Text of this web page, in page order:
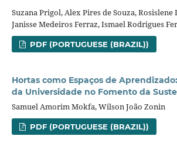
Suzana Prigol, Alex Pires de Souza, Rosislene
Janisse Medeiros Ferraz, Ismael Rodrigues
PDF (PORTUGUESE (BRAZIL))
Hortas como Espaços de
da Universidade no Fomento da
Samuel Amorim Mokfa, Wilson João Zonin
PDF (PORTUGUESE (BRAZIL))